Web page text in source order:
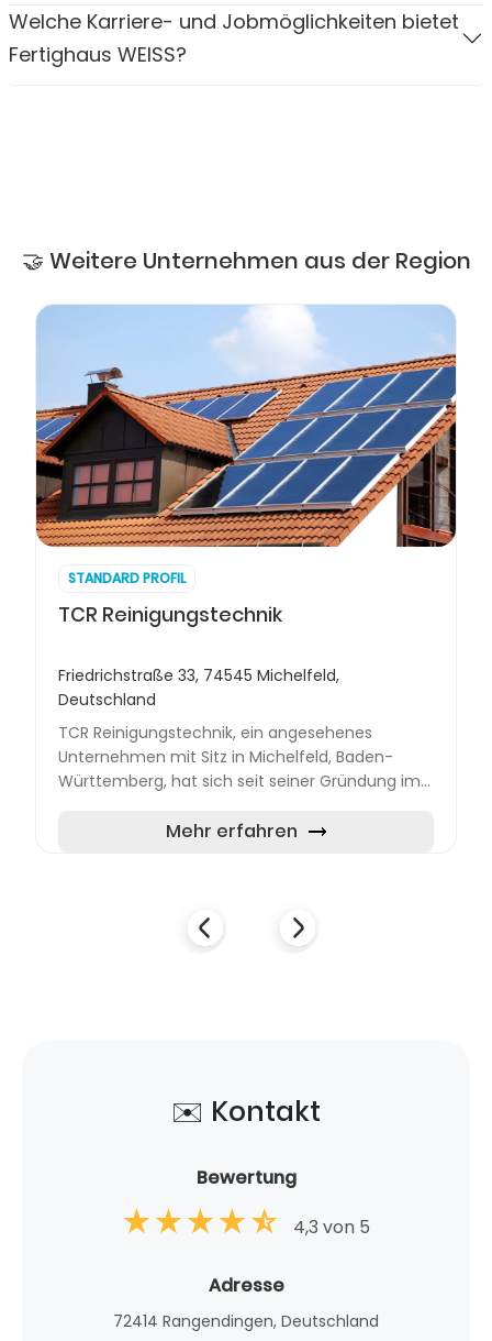
Welche Karriere- und Jobmöglichkeiten bietet
Fertighaus WEISS?
🤝 Weitere Unternehmen aus der Region
STANDARD PROFIL
TCR Reinigungstechnik
Friedrichstraße 33, 74545 Michelfeld,
Deutschland
TCR Reinigungstechnik, ein angesehenes
Unternehmen mit Sitz in Michelfeld, Baden-
Württemberg, hat sich seit seiner Gründung im
professionelle Reinigung von Phot...
Mehr erfahren
✉️ Kontakt
Bewertung
4,3 von 5
Adresse
72414 Rangendingen, Deutschland